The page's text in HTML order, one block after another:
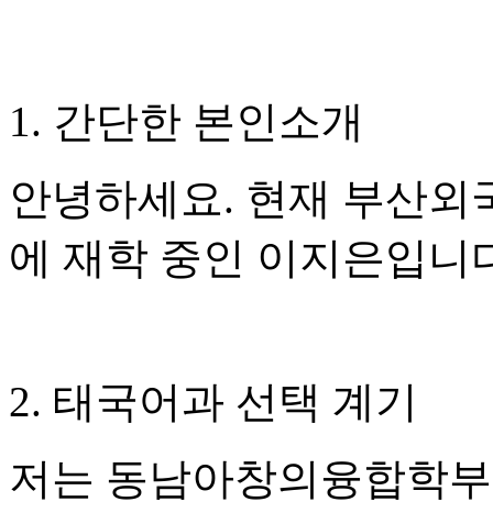
1. 간단한 본인소개
안녕하세요. 현재 부산외
에 재학 중인 이지은입니
2. 태국어과 선택 계기
저는 동남아창의융합학